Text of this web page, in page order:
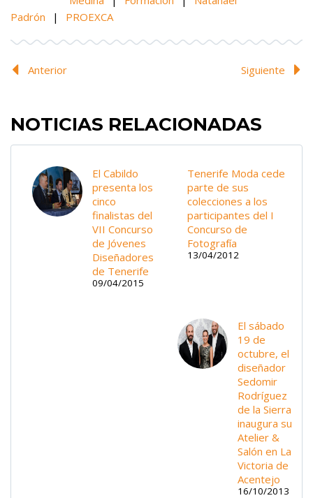
Padrón
| PROEXCA
Anterior Siguiente
NOTICIAS RELACIONADAS
El Cabildo
presenta los
cinco
finalistas del
VII Concurso
de Jóvenes
Diseñadores
de Tenerife
09/04/2015
Tenerife Moda cede
parte de sus
colecciones a los
participantes del I
Concurso de
Fotografía
13/04/2012
El sábado
19 de
octubre, el
diseñador
Sedomir
Rodríguez
de la Sierra
inaugura su
Atelier &
Salón en La
Victoria de
Acentejo
16/10/2013